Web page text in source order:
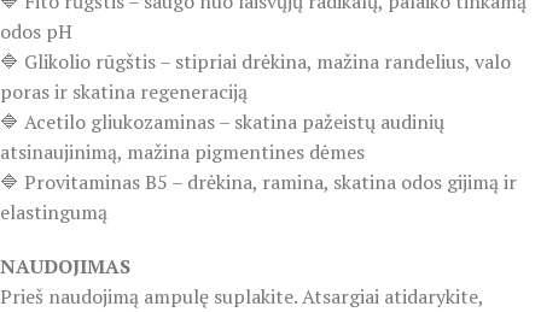
odos pH
🔷 Glikolio rūgštis – stipriai drėkina, mažina randelius, valo
poras ir skatina regeneraciją
🔷 Acetilo gliukozaminas – skatina pažeistų audinių
atsinaujinimą, mažina pigmentines dėmes
🔷 Provitaminas B5 – drėkina, ramina, skatina odos gijimą ir
elastingumą
NAUDOJIMAS
Prieš naudojimą ampulę suplakite. Atsargiai atidarykite,